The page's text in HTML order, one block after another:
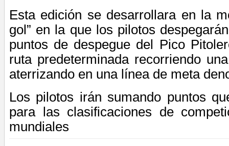
Esta edición se desarrollara en la
gol” en la que los pilotos
puntos de despegue del Pico
ruta predeterminada recorriendo
aterrizando en una línea de meta
Los pilotos irán sumando puntos
para las clasificaciones de
mundiales